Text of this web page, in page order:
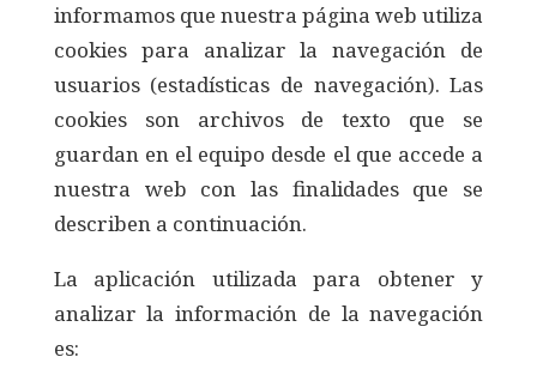
informamos que nuestra página web utiliza
cookies para analizar la navegación de
usuarios (estadísticas de navegación). Las
cookies son archivos de texto que se
guardan en el equipo desde el que accede a
nuestra web con las finalidades que se
describen a continuación.
La aplicación utilizada para obtener y
analizar la información de la navegación
es: